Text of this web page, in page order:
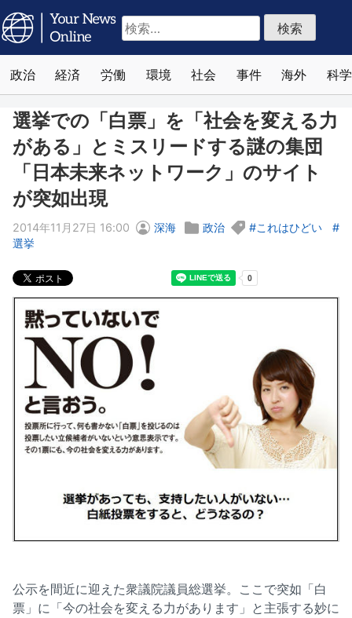
検
索:
政治 経済 労働 環境 社会 事件 海外 科学
選挙での「白票」を「社会を変える力
がある」とミスリードする謎の集団
「日本未来ネットワーク」のサイト
が突如出現
2014年11月27日 16:00 深海 政治
これはひどい
選挙
公示を間近に迎えた衆議院議員総選挙。ここで突如「白
票」に「今の社会を変える力があります」と主張する妙に